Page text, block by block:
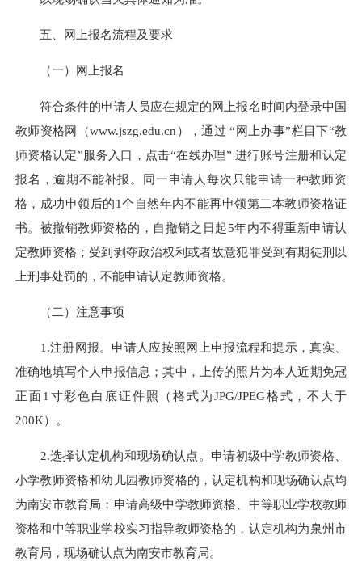
五、网上报名流程及要求
（一）网上报名
符合条件的申请人员应在规定的网上报名时间内登录中国
教师资格网（www.jszg.edu.cn），通过 “网上办事”栏目下“教
师资格认定”服务入口，点击“在线办理” 进行账号注册和认定
报名，逾期不能补报。同一申请人每次只能申请一种教师资
格，成功申领后的1个自然年内不能再申领第二本教师资格证
书。被撤销教师资格的，自撤销之日起5年内不得重新申请认
定教师资格；受到剥夺政治权利或者故意犯罪受到有期徒刑以
上刑事处罚的，不能申请认定教师资格。
（二）注意事项
1.注册网报。申请人应按照网上申报流程和提示，真实、
准确地填写个人申报信息；其中，上传的照片为本人近期免冠
正面1寸彩色白底证件照（格式为JPG/JPEG格式，不大于
200K）。
2.选择认定机构和现场确认点。申请初级中学教师资格、
小学教师资格和幼儿园教师资格的，认定机构和现场确认点均
为南安市教育局；申请高级中学教师资格、中等职业学校教师
资格和中等职业学校实习指导教师资格的，认定机构为泉州市
教育局，现场确认点为南安市教育局。